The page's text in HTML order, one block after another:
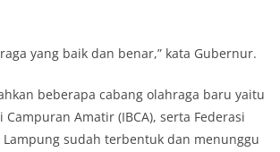
yang baik dan benar,” kata Gubernur.
beberapa cabang olahraga baru yaitu
Amatir (IBCA), serta Federasi
sudah terbentuk dan menunggu